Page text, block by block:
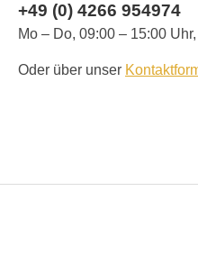
+49 (0) 4266 954974
Mo – Do, 09:00 – 15:00
Oder über unser